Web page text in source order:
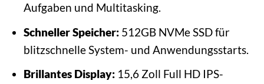
Aufgaben und Multitasking.
Schneller Speicher:512GB NVMe SSD für
blitzschnelle System- und Anwendungsstarts.
Brillantes Display:15,6 Zoll Full HD IPS-